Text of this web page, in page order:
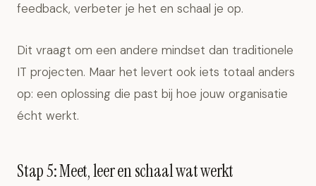
feedback, verbeter je het en schaal je op.
Dit vraagt om een andere mindset dan traditionele
IT projecten. Maar het levert ook iets totaal anders
op: een oplossing die past bij hoe jouw organisatie
écht werkt.
Stap 5: Meet, leer en schaal wat werkt